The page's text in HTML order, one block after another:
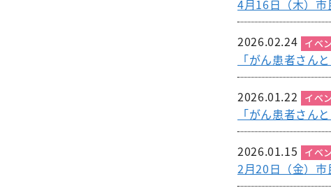
4月16日（木）
2026.02.24 イベ
「がん患者さん
2026.01.22 イベ
「がん患者さん
2026.01.15 イベ
2月20日（金）